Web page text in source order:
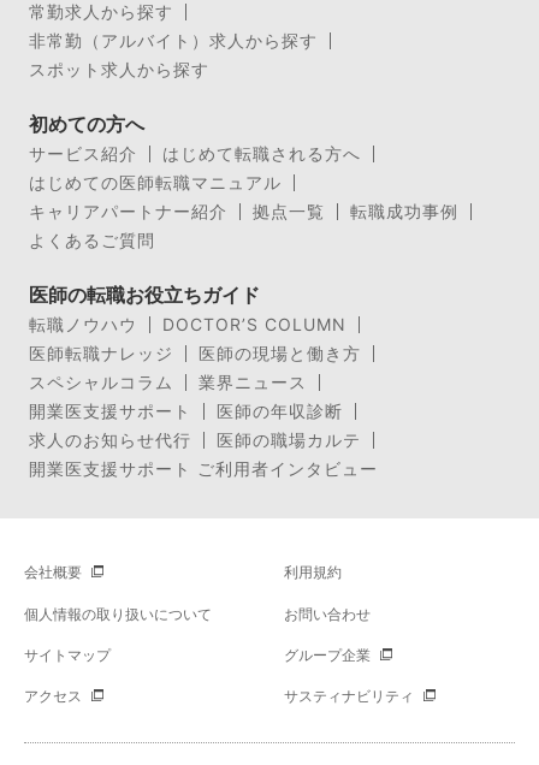
常勤求人から探す
非常勤（アルバイト）求人から探す
スポット求人から探す
初めての方へ
サービス紹介
はじめて転職される方へ
はじめての医師転職マニュアル
キャリアパートナー紹介
拠点一覧
転職成功事例
よくあるご質問
医師の転職お役立ちガイド
転職ノウハウ
DOCTOR’S COLUMN
医師転職ナレッジ
医師の現場と働き方
スペシャルコラム
業界ニュース
開業医支援サポート
医師の年収診断
求人のお知らせ代行
医師の職場カルテ
開業医支援サポート ご利用者インタビュー
会社概要 利用規約
個人情報の取り扱いについて お問い合わせ
サイトマップ グループ企業
アクセス サスティナビリティ